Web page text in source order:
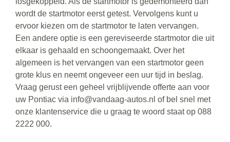
wordt de startmotor eerst getest. Vervolgens kunt u
ervoor kiezen om de startmotor te laten vervangen.
Een andere optie is een gereviseerde startmotor die uit
elkaar is gehaald en schoongemaakt. Over het
algemeen is het vervangen van een startmotor geen
grote klus en neemt ongeveer een uur tijd in beslag.
Vraag gerust een geheel vrijblijvende offerte aan voor
uw Pontiac via info@vandaag-autos.nl of bel snel met
onze klantenservice die u graag te woord staat op 088
2222 000.